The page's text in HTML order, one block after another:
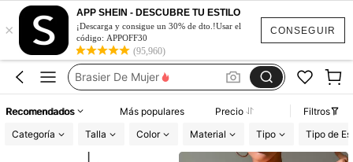
CONSEGUIR
×
APP SHEIN - DESCUBRE TU ESTILO
¡Descarga y consigue un 30% de dto.!Usar el
código: APPOFF30
(95,960)
Pijamas Para Mujer
Lencería Para Mujer
Brasier De Mujer
Pijamas Para Mujer
Recomendados Más populares Precio
Filtros
Categoría
Talla Color Material Tipo Tipo de